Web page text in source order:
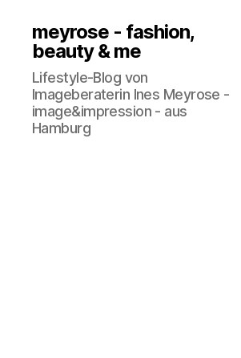
meyrose - fashion,
beauty & me
Lifestyle-Blog von
Imageberaterin Ines Meyrose -
image&impression - aus
Hamburg